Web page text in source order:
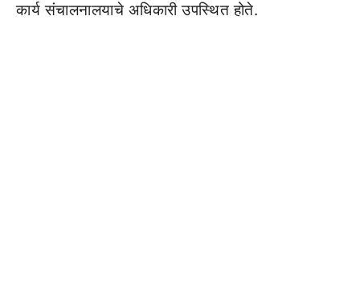
कार्य संचालनालयाचे अधिकारी उपस्थित होते.